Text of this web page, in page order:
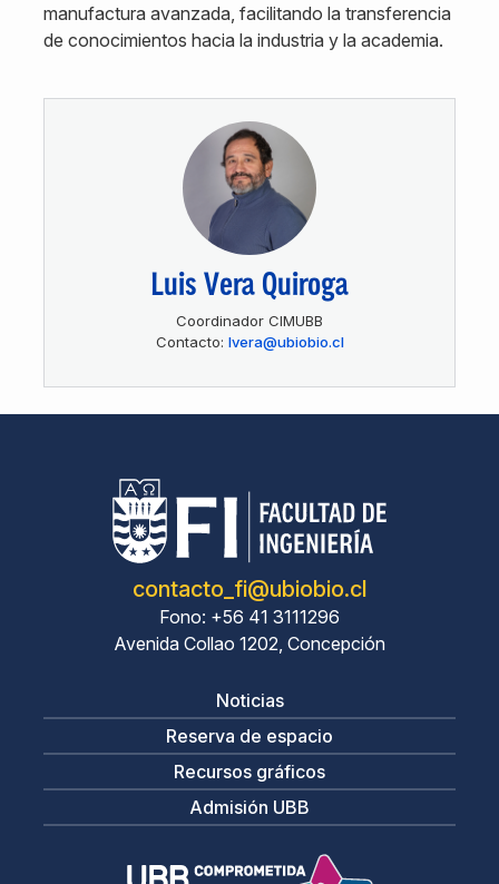
manufactura avanzada, facilitando la transferencia
de conocimientos hacia la industria y la academia.
Luis Vera Quiroga
Coordinador CIMUBB
Contacto: lvera@ubiobio.cl
contacto_fi@ubiobio.cl
Fono: +56 41 3111296
Avenida Collao 1202, Concepción
Noticias
Reserva de espacio
Recursos gráficos
Admisión UBB